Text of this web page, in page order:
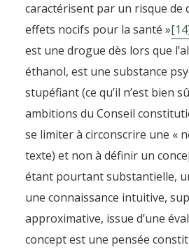
caractérisent par un risque de
effets nocifs pour la santé »
est une drogue dès lors que
éthanol, est une substance
stupéfiant (ce qu’il n’est bien
ambitions du Conseil
se limiter à circonscrire une «
texte) et non à définir un
étant pourtant substantielle,
une connaissance intuitive,
approximative, issue d’une
concept est une pensée